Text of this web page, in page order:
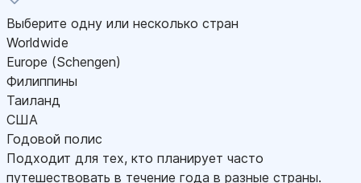
Выберите одну или несколько стран
Worldwide
Europe (Schengen)
Филиппины
Таиланд
США
Годовой полис
Подходит для тех, кто планирует часто
путешествовать в течение года в разные страны.